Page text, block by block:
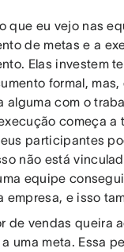
que eu vejo nas
de metas e a
Elas investem
formal,
alguma com o
começa
participantes
não está
equipe
empresa, e isso
de vendas queira
uma meta. Essa